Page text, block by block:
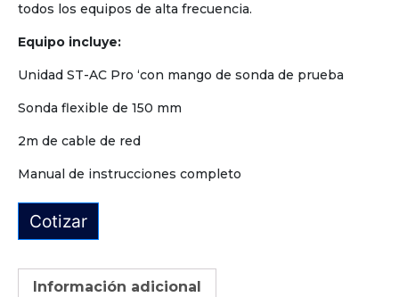
todos los equipos de alta frecuencia.
Equipo incluye:
Unidad ST-AC Pro ‘con mango de sonda de prueba
Sonda flexible de 150 mm
2m de cable de red
Manual de instrucciones completo
Cotizar
Información adicional